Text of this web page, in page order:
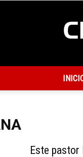
Este pastor